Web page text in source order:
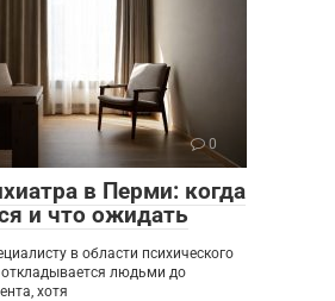
0
в Перми: когда
и что ожидать
в области психического
людьми до
хотя